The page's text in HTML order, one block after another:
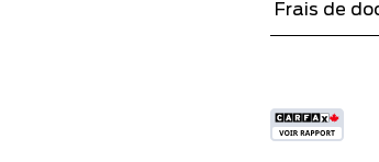
Frais de